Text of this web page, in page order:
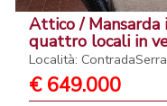
Attico / Mansarda
quattro locali in
Località:
€ 649.000